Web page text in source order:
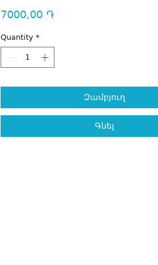
7000,00 ֏Price
Quantity *
Զամբյուղ
Գնել